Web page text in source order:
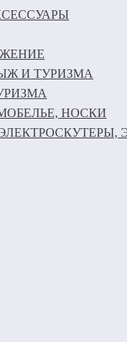
И ТУРИЗМА
НОСКИ